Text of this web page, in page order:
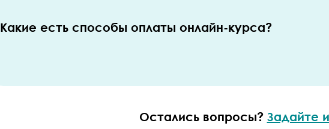
Какие есть способы оплаты онлайн-курса?
Остались вопросы? Задайте